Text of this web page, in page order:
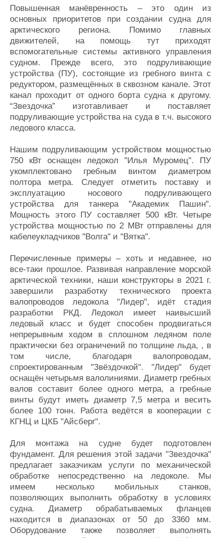
Повышенная манёвренность – это один из
основных приоритетов при создании судна для
арктического региона. Помимо главных
движителей, на помощь тут приходят
вспомогательные системы активного управления
судном. Прежде всего, это подруливающие
устройства (ПУ), состоящие из гребного винта с
редуктором, размещённых в сквозном канале. Этот
канал проходит от одного борта судна к другому.
“Звездочка” изготавливает и поставляет
подруливающие устройства на суда в т.ч. высокого
ледового класса.
Нашим подруливающим устройством мощностью
750 кВт оснащен ледокол "Илья Муромец". ПУ
укомплектовано гребным винтом диаметром
полтора метра. Следует отметить поставку и
эксплуатацию носового подруливающего
устройства для танкера "Академик Пашин".
Мощность этого ПУ составляет 500 кВт. Четыре
устройства мощностью по 2 МВт отправлены для
кабелеукладчиков "Волга" и "Вятка".
Перечисленные примеры – хоть и недавнее, но
все-таки прошлое. Развивая направление морской
арктической техники, наши конструкторы в 2021 г.
завершили разработку технического проекта
валопроводов ледокола "Лидер", идёт стадия
разработки РКД. Ледокол имеет наивысший
ледовый класс и будет способен продвигаться
непрерывным ходом в сплошном ледяном поле
практически без ограничений по толщине льда, , в
том числе, благодаря валопроводам,
спроектированным "Звёздочкой". "Лидер" будет
оснащён четырьмя валолиниями. Диаметр гребных
валов составит более одного метра, а гребные
винты будут иметь диаметр 7,5 метра и весить
более 100 тонн. Работа ведётся в кооперации с
КГНЦ и ЦКБ "Айсберг".
Для монтажа на судне будет подготовлен
фундамент. Для решения этой задачи "Звездочка"
предлагает заказчикам услуги по механической
обработке непосредственно на ледоколе. Мы
имеем несколько мобильных станков,
позволяющих выполнить обработку в условиях
судна. Диаметр обрабатываемых фланцев
находится в диапазонах от 50 до 3360 мм.
Оборудование также позволяет выполнять